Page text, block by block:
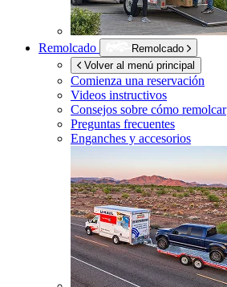
Remolcado
Remolcado
Volver al menú principal
Comienza una reservación
Videos instructivos
Consejos sobre cómo remolcar
Preguntas frecuentes
Enganches y accesorios